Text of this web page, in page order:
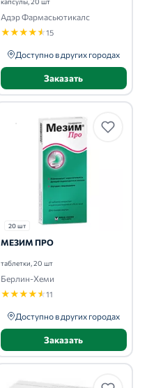
Адэр Фармасьютикалс
★★★★★15
Доступно в других городах
Заказать
20 шт
МЕЗИМ ПРО
таблетки, 20 шт
Берлин-Хеми
★★★★★11
Доступно в других городах
Заказать